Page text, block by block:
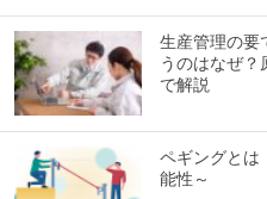
生産管理の要
うのはなぜ？
で解説
ペギングとは
能性～